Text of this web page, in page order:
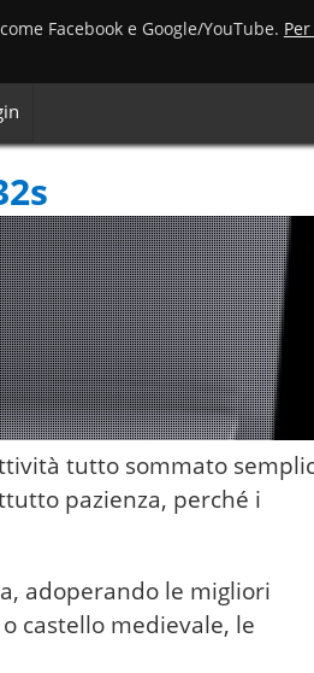
Facebook e Google/YouTube.
tutto sommato
pazienza, perché i
adoperando le migliori
castello medievale, le